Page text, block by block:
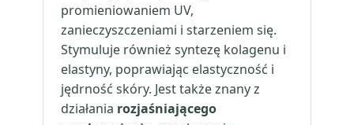
promieniowaniem UV,
zanieczyszczeniami i starzeniem się.
Stymuluje również syntezę kolagenu i
elastyny, poprawiając elastyczność i
jędrność skóry. Jest także znany z
działania rozjaśniającego